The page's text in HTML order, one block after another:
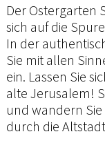
Der Ostergarten
sich auf die
In der
Sie mit allen
ein. Lassen Sie
alte Jerusalem!
und wandern
durch die